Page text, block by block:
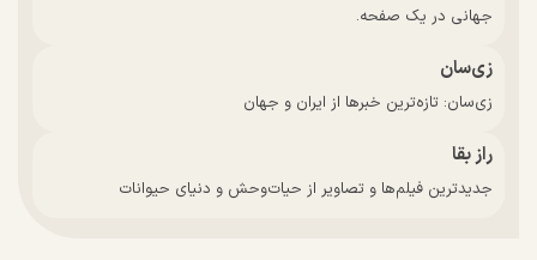
جهانی در یک صفحه.
زی‌سان
زی‌سان: تازه‌ترین خبرها از ایران و جهان
راز بقا
جدیدترین فیلم‌ها و تصاویر از حیات‌وحش و دنیای حیوانات